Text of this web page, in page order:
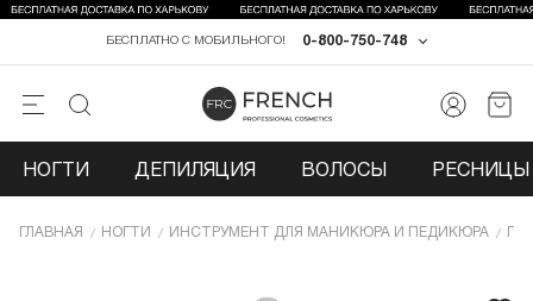
0-800-750-748
БЕСПЛАТНО С МОБИЛЬНОГО!
НОГТИ ДЕПИЛЯЦИЯ ВОЛОСЫ РЕСНИЦЫ
ГЛАВНАЯ НОГТИ ИНCТРУМЕНТ ДЛЯ МАНИКЮРА И ПЕДИКЮРА